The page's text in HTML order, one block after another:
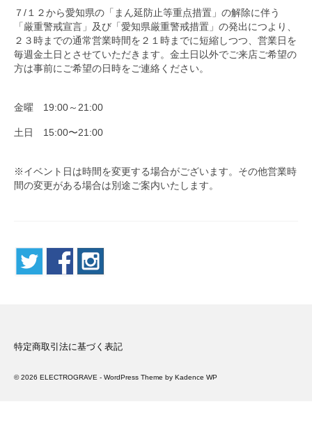
Movies
Shop
Manual
Artists
Contact
Japanese
７/１２から愛知県の「まん延防止等重点措置」の解除に伴う
「厳重警戒宣言」及び「愛知県厳重警戒措置」の発出につより、
２３時までの通常営業時間を２１時までに短縮しつつ、営業日を
毎週金土日とさせていただきます。金土日以外でご来店ご希望の
方は事前にご希望の日時をご連絡ください。
金曜 19:00～21:00
土日 15:00〜21:00
※イベント日は時間を変更する場合がございます。その他営業時
間の変更がある場合は別途ご案内いたします。
特定商取引法に基づく表記
© 2026 ELECTROGRAVE - WordPress Theme by Kadence WP